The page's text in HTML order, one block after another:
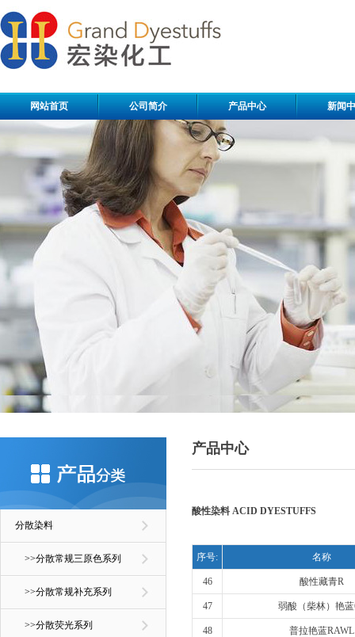
网站首页 公司简介 产品中心 新闻
分散染料
>>分散常规三原色系列
>>分散常规补充系列
>>分散荧光系列
产品中心
酸性染料 ACID DYESTUFFS
序号: 名称
46 酸性藏青R
47 弱酸（柴林）艳
48 普拉艳蓝RAWL